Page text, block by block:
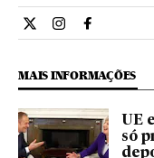
Internacional El
Internacional
MAIS INFORMAÇÕES
UE
só